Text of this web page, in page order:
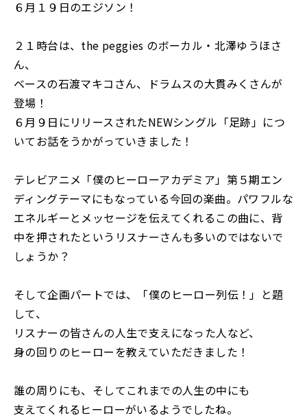
６月１９日のエジソン！
２１時台は、the peggies のボーカル・北澤ゆうほさ
ん、
ベースの石渡マキコさん、ドラムスの大貫みくさんが
登場！
６月９日にリリースされたNEWシングル「足跡」につ
いてお話をうかがっていきました！
テレビアニメ「僕のヒーローアカデミア」第５期エン
ディングテーマにもなっている今回の楽曲。パワフルな
エネルギーとメッセージを伝えてくれるこの曲に、背
中を押されたというリスナーさんも多いのではないで
しょうか？
そして企画パートでは、「僕のヒーロー列伝！」と題
して、
リスナーの皆さんの人生で支えになった人など、
身の回りのヒーローを教えていただきました！
誰の周りにも、そしてこれまでの人生の中にも
支えてくれるヒーローがいるようでしたね。